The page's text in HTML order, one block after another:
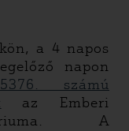
a 4 napos
napon
számú
az Emberi
A